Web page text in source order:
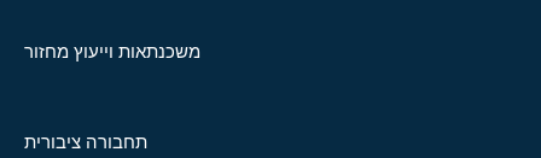
משכנתאות וייעוץ מחזור
תחבורה ציבורית